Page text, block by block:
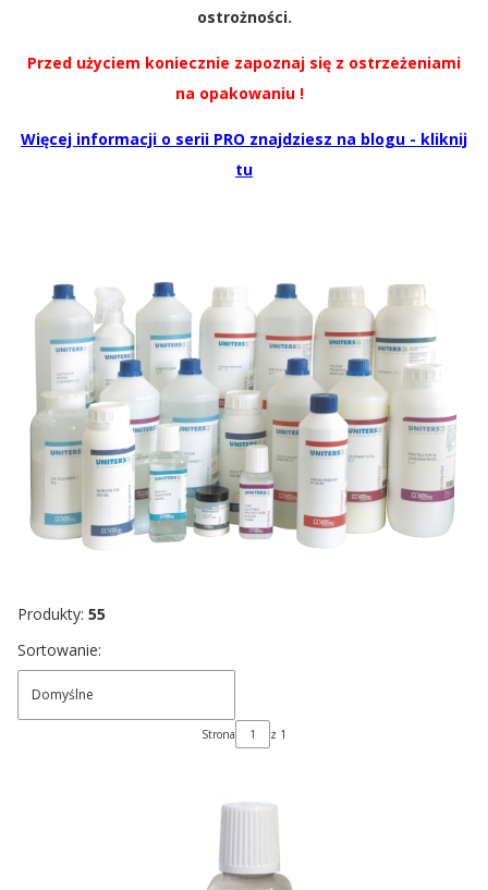
ostrożności.
Przed użyciem koniecznie zapoznaj się z ostrzeżeniami
na opakowaniu !
Więcej informacji o serii PRO znajdziesz na blogu - kliknij
tu
Produkty: 55
Lista produktów
Sortowanie:
Domyślne
Strona z 1